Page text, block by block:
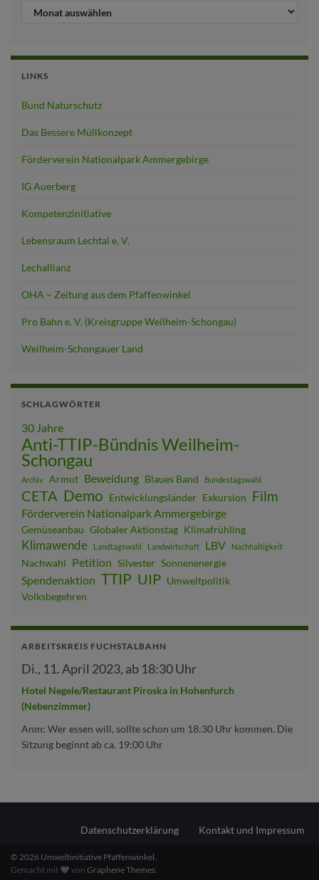
LINKS
Bund Naturschutz
Das Bessere Müllkonzept
Förderverein Nationalpark Ammergebirge
IG Auerberg
Kompetenzinitiative
Lebensraum Lechtal e. V.
Lechallianz
OHA – Zeitung aus dem Pfaffenwinkel
Pro Bahn e. V. (Kreisgruppe Weilheim-Schongau)
Weilheim-Schongauer Land
SCHLAGWÖRTER
30 Jahre
Anti-TTIP-Bündnis Weilheim-
Schongau
Archiv Armut Beweidung Blaues Band Bundestagswahl
CETA Demo Entwicklungsländer Exkursion Film
Förderverein Nationalpark Ammergebirge
Gemüseanbau Globaler Aktionstag Klimafrühling
Klimawende Landtagswahl Landwirtschaft LBV Nachhaltigkeit
Nachwahl Petition Silvester Sonnenenergie
Spendenaktion TTIP UIP Umweltpolitik
Volksbegehren
ARBEITSKREIS FUCHSTALBAHN
Di., 11. April 2023, ab 18:30 Uhr
Hotel Negele/Restaurant Piroska in Hohenfurch
(Nebenzimmer)
Anm: Wer essen will, sollte schon um 18:30 Uhr kommen. Die
Sitzung beginnt ab ca. 19:00 Uhr
Datenschutzerklärung Kontakt und Impressum
© 2026 Umweltinitiative Pfaffenwinkel.
Gemacht mit
vonGraphene Themes.